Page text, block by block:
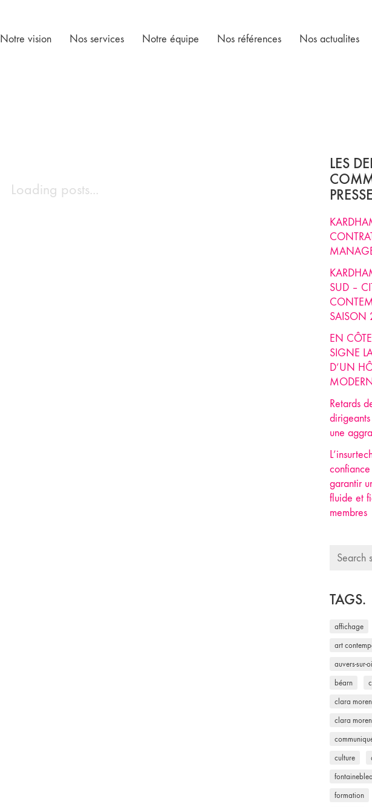
Notre vision Nos services Notre équipe Nos références Nos actualites
Loading posts...
LES
PRESSE
SUD –
SAISON
EN
SIGNE
D’UN
Retards
une
garantir
fluide et
membres
Search
TAGS.
affichage
art
auvers-sur-
béarn
clara
clara
culture
formation